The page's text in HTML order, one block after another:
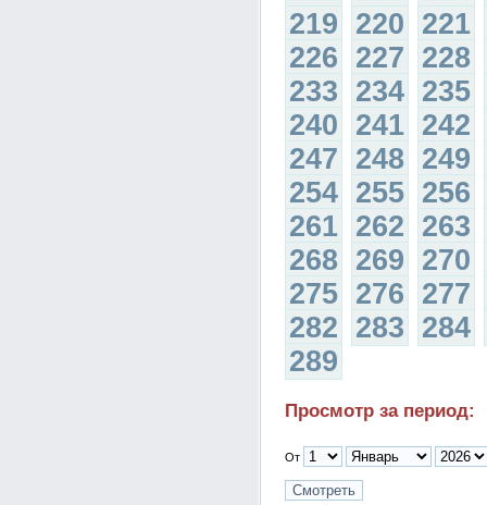
219 220 221
226 227 228
233 234 235
240 241 242
247 248 249
254 255 256
261 262 263
268 269 270
275 276 277
282 283 284
289
Просмотр за период:
От